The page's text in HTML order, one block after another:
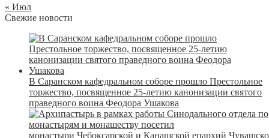
« Июл
Свежие новости
В Саранском кафедральном соборе прошло Престольное
торжество, посвященное 25-летию канонизации святого
праведного воина Феодора Ушакова